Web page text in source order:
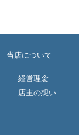
当店について
経営理念
店主の想い